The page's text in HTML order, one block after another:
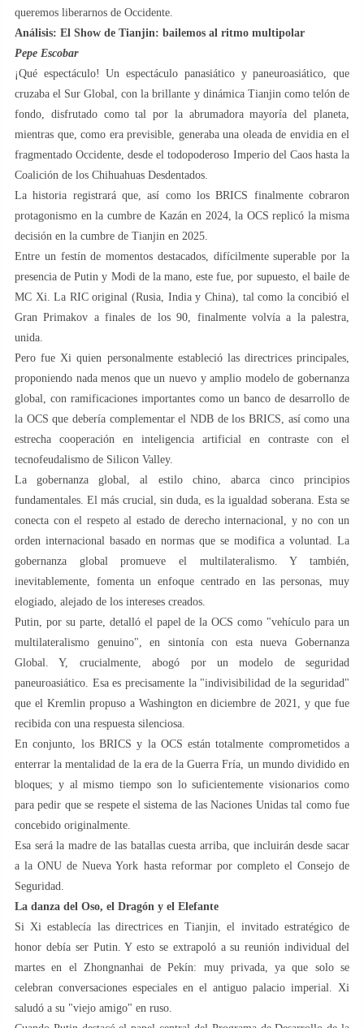
queremos liberarnos de Occidente.
Análisis: El Show de Tianjin: bailemos al ritmo multipolar
Pepe Escobar
¡Qué espectáculo! Un espectáculo panasiático y paneuroasiático, que
cruzaba el Sur Global, con la brillante y dinámica Tianjin como telón de
fondo, disfrutado como tal por la abrumadora mayoría del planeta,
mientras que, como era previsible, generaba una oleada de envidia en el
fragmentado Occidente, desde el todopoderoso Imperio del Caos hasta la
Coalición de los Chihuahuas Desdentados.
La historia registrará que, así como los BRICS finalmente cobraron
protagonismo en la cumbre de Kazán en 2024, la OCS replicó la misma
decisión en la cumbre de Tianjin en 2025.
Entre un festín de momentos destacados, difícilmente superable por la
presencia de Putin y Modi de la mano, este fue, por supuesto, el baile de
MC Xi. La RIC original (Rusia, India y China), tal como la concibió el
Gran Primakov a finales de los 90, finalmente volvía a la palestra,
unida.
Pero fue Xi quien personalmente estableció las directrices principales,
proponiendo nada menos que un nuevo y amplio modelo de gobernanza
global, con ramificaciones importantes como un banco de desarrollo de
la OCS que debería complementar el NDB de los BRICS, así como una
estrecha cooperación en inteligencia artificial en contraste con el
tecnofeudalismo de Silicon Valley.
La gobernanza global, al estilo chino, abarca cinco principios
fundamentales. El más crucial, sin duda, es la igualdad soberana. Esta se
conecta con el respeto al estado de derecho internacional, y no con un
orden internacional basado en normas que se modifica a voluntad. La
gobernanza global promueve el multilateralismo. Y también,
inevitablemente, fomenta un enfoque centrado en las personas, muy
elogiado, alejado de los intereses creados.
Putin, por su parte, detalló el papel de la OCS como "vehículo para un
multilateralismo genuino", en sintonía con esta nueva Gobernanza
Global. Y, crucialmente, abogó por un modelo de seguridad
paneuroasiático. Esa es precisamente la "indivisibilidad de la seguridad"
que el Kremlin propuso a Washington en diciembre de 2021, y que fue
recibida con una respuesta silenciosa.
En conjunto, los BRICS y la OCS están totalmente comprometidos a
enterrar la mentalidad de la era de la Guerra Fría, un mundo dividido en
bloques; y al mismo tiempo son lo suficientemente visionarios como
para pedir que se respete el sistema de las Naciones Unidas tal como fue
concebido originalmente.
Esa será la madre de las batallas cuesta arriba, que incluirán desde sacar
a la ONU de Nueva York hasta reformar por completo el Consejo de
Seguridad.
La danza del Oso, el Dragón y el Elefante
Si Xi establecía las directrices en Tianjin, el invitado estratégico de
honor debía ser Putin. Y esto se extrapoló a su reunión individual del
martes en el Zhongnanhai de Pekín: muy privada, ya que solo se
celebran conversaciones especiales en el antiguo palacio imperial. Xi
saludó a su "viejo amigo" en ruso.